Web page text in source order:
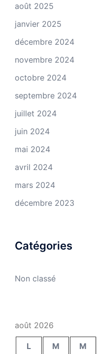
août 2025
janvier 2025
décembre 2024
novembre 2024
octobre 2024
septembre 2024
juillet 2024
juin 2024
mai 2024
avril 2024
mars 2024
décembre 2023
Catégories
Non classé
août 2026
L M M